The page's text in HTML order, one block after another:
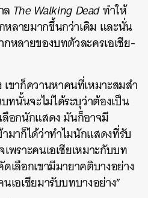
ล The Walking Deadทำให้
ลายมากขึ้นกว่าเดิม และนั่น
กหลายของบทตัวละครเอเชีย-
เขาก็ควานหาคนที่เหมาะสมสำ
นั้นจะไม่ได้ระบุว่าต้องเป็น
ลือกนักแสดง มันก็อาจมี
ามาก็ได้ว่าทำไมนักแสดงที่รับ
พราะคนเอเชียเหมาะกับบท
เลือกเขามีมายาคติบางอย่าง
เอเชียมารับบทบางอย่าง”